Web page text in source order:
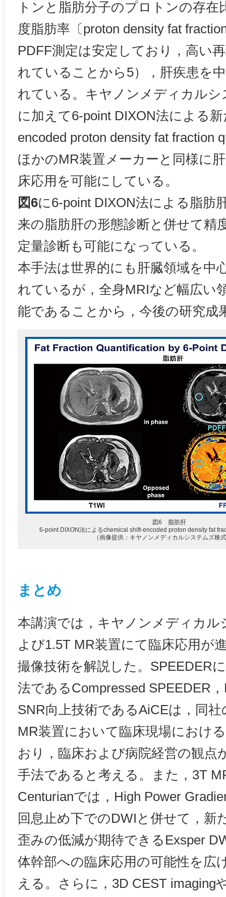
トンと脂肪分子のプロトンの存
度脂肪率〔proton density fat
PDFF測定は安定しており，高い
れていることから5），肝疾患を
れている。キヤノンメディカル
に加えて6-point DIXON法による
encoded proton density fat fraction
ほかのMR装置メーカーと同様に
床応用を可能にしている。
図6に6-point DIXON法による脂肪
来の脂肪肝の形態診断と併せて精
定量診断も可能になっている。
本手法は世界的にも肝臓領域を中
れているが，全身MRIなど幅広い
能であることから，今後の研究成
図6 脂肪肝
6-point DIXON法によるchemical shift-encoded proton density fat
（画像提供：キヤノンメディカルシステムズ株
まとめ
本講演では，キヤノンメディカル
よび1.5T MR装置にて臨床応用が
撮像技術を解説した。SPEEDER
法であるCompressed SPEEDER
SNR向上技術であるAiCEは，同
MR装置において臨床現場におけ
おり，臨床および病院経営の観点
手法であると考える。また，3T
Centurianでは，High Power
回息止め下でのDWIと併せて，新
歪みの低減が期待できるExsper
体幹部への臨床応用の可能性を広
える。さらに，3D CEST imaging